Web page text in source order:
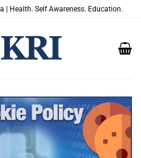
| Health. Self Awareness. Education.